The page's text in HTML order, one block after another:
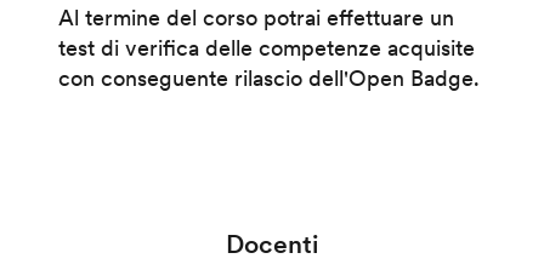
Al termine del corso potrai effettuare un
test di verifica delle competenze acquisite
con conseguente rilascio dell'Open Badge.
Docenti